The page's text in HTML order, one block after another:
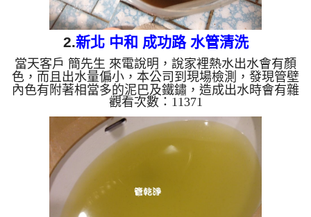
2.新北 中和 成功路 水管清洗
當天客戶 簡先生 來電說明，說家裡熱水出水會有顏
色，而且出水量偏小，本公司到現場檢測，發現管壁
內色有附著相當多的泥巴及鐵鏽，造成出水時會有雜
質掉出，於是本公司安裝 水管清洗機 ，馬上 洗水管
，泥水及鏽水一直從熱水水龍頭噴出，如下影片，泥
水及鏽水出水約十幾分鐘，簡先生 看到也傻了，當
下領悟家裡水管這麼髒，不知吃了多少年， 水管清
洗 約兩個小時後，水管裡的雜質洗乾淨及出水量正
常，客戶 簡先生 非常高興。 清洗水管, 水管清洗,
洗水管, 熱水管堵塞, 熱水忽冷忽熱 ...
觀看次數：11371